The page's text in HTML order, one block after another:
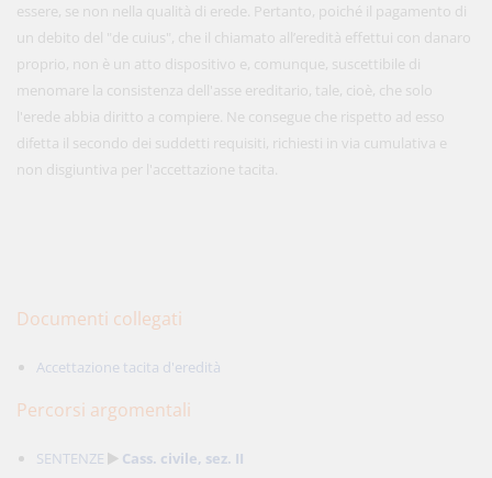
essere, se non nella qualità di erede. Pertanto, poiché il pagamento di
un debito del "de cuius", che il chiamato all’eredità effettui con danaro
proprio, non è un atto dispositivo e, comunque, suscettibile di
menomare la consistenza dell'asse ereditario, tale, cioè, che solo
l'erede abbia diritto a compiere. Ne consegue che rispetto ad esso
difetta il secondo dei suddetti requisiti, richiesti in via cumulativa e
non disgiuntiva per l'accettazione tacita.
Documenti collegati
Accettazione tacita d'eredità
Percorsi argomentali
SENTENZE Cass. civile, sez. II